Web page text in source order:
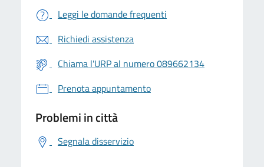
Leggi le domande frequenti
Richiedi assistenza
Chiama l'URP al numero 089662134
Prenota appuntamento
Problemi in città
Segnala disservizio